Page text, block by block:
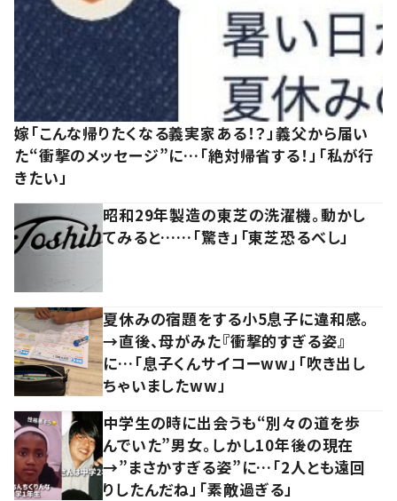
嫁「こんな帰りたくなる義実家ある！？」義父から届い
た“衝撃のメッセージ”に…「絶対帰省する！」「私が行
きたい」
昭和29年製造の東芝の洗濯機。動かし
てみると……「驚き」「東芝恐るべし」
夏休みの宿題をする小5息子に違和感。
→直後、母がみた『衝撃的すぎる姿』
に…「息子くんサイコーww」「吹き出し
ちゃいましたww」
中学生の時に出会うも“別々の道を歩
んでいた”男女。しかし10年後の現在
→”まさかすぎる姿”に…「2人とも遠回
りしたんだね」「素敵過ぎる」